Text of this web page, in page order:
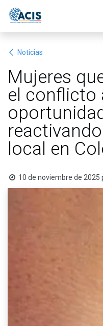
Noticias
Mujeres
el conflicto
local en
10 de noviembre de 2025